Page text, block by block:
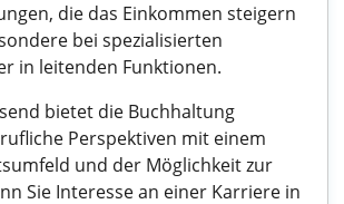
die das Einkommen steigern
bei spezialisierten
in leitenden Funktionen.
bietet die Buchhaltung
Perspektiven mit einem
und der Möglichkeit zur
Sie Interesse an einer Karriere in